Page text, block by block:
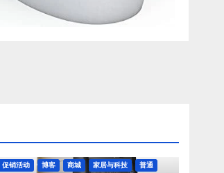
促销活动 博客 商城 家居与科技 普通